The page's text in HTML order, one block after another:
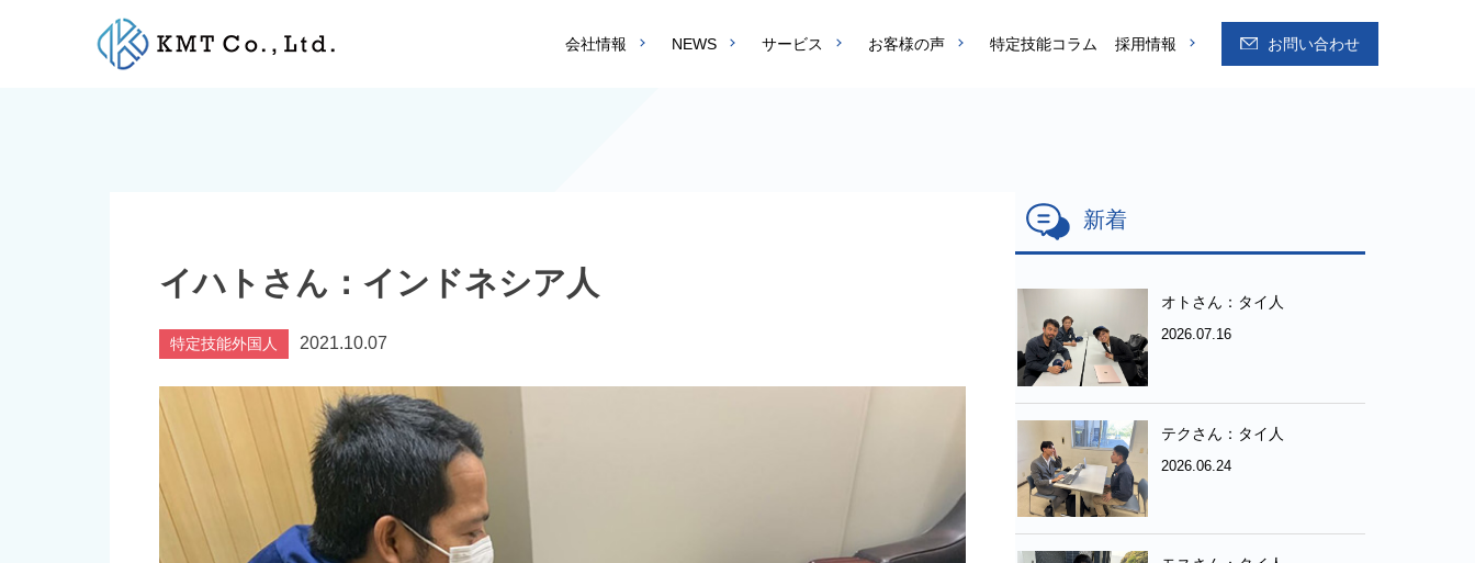
会社情報 NEWS サービス お客様の声 特定技能コラム 採用情報 お問い合わせ
イハトさん：インドネシア人
特定技能外国人 2021.10.07
新着
オトさん：タイ人
2026.07.16
テクさん：タイ人
2026.06.24